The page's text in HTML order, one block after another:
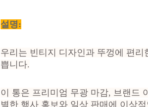
설명:
우리는 빈티지 디자인과 뚜껑에 편
쁩니다.
이 통은 프리미엄 무광 마감, 브랜드
별한 행사 홍보와 일상 판매에 이상